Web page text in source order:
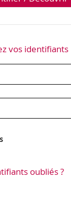
vos identifiants
oubliés ?